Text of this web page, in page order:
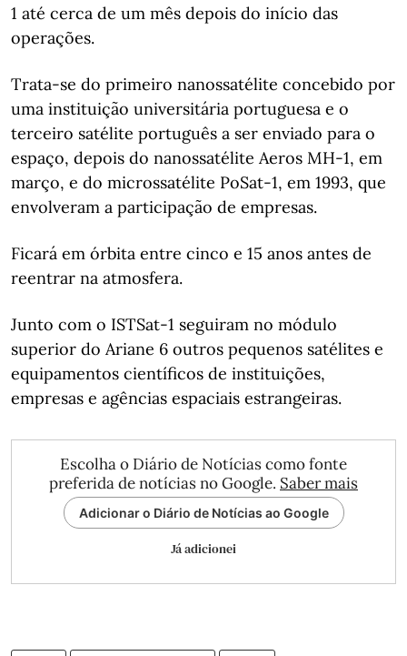
1 até cerca de um mês depois do início das
operações.
Trata-se do primeiro nanossatélite concebido por
uma instituição universitária portuguesa e o
terceiro satélite português a ser enviado para o
espaço, depois do nanossatélite Aeros MH-1, em
março, e do microssatélite PoSat-1, em 1993, que
envolveram a participação de empresas.
Ficará em órbita entre cinco e 15 anos antes de
reentrar na atmosfera.
Junto com o ISTSat-1 seguiram no módulo
superior do Ariane 6 outros pequenos satélites e
equipamentos científicos de instituições,
empresas e agências espaciais estrangeiras.
Escolha o Diário de Notícias como fonte
preferida de notícias no Google. Saber mais
Adicionar o Diário de Notícias ao Google
Já adicionei